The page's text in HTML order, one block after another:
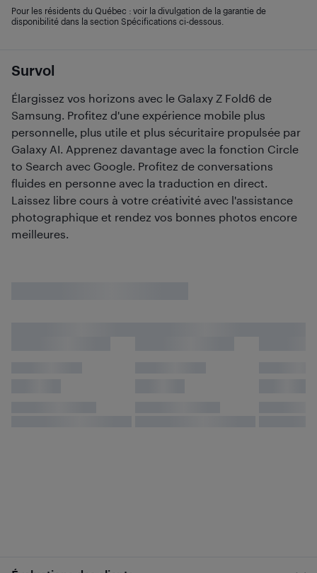
Survol
Élargissez vos horizons avec le Galaxy Z Fold6 de
Samsung. Profitez d'une expérience mobile plus
personnelle, plus utile et plus sécuritaire propulsée par
Galaxy AI. Apprenez davantage avec la fonction Circle
to Search avec Google. Profitez de conversations
fluides en personne avec la traduction en direct.
Laissez libre cours à votre créativité avec l'assistance
photographique et rendez vos bonnes photos encore
meilleures.
Pour les résidents du Québec : voir la divulgation de la garantie de
disponibilité dans la section Spécifications ci-dessous.